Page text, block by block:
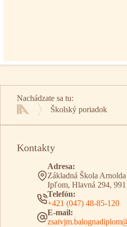
Nachádzate sa tu:
Školský poriadok
Kontakty
Adresa:
Základná Škola
Ipľom, Hlavná 294,
Telefón:
+421 (047) 48-85-120
E-mail: